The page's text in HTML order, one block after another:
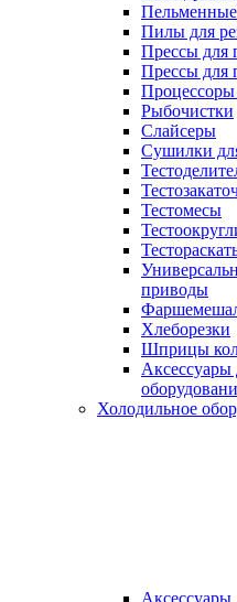
Пилы для
Прессы для
Прессы для
Рыбочистки
Слайсеры
Сушилки
Тестомесы
приводы
Хлеборезки
Шприцы
Аксессуары
Холодильное
Аксессуары